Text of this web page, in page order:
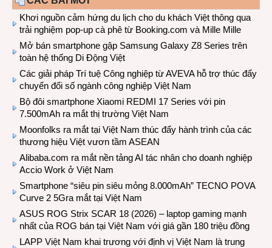
Khơi nguồn cảm hứng du lịch cho du khách Việt thông qua
trải nghiệm pop-up cà phê từ Booking.com và Mille Mille
Mở bán smartphone gập Samsung Galaxy Z8 Series trên
toàn hệ thống Di Động Việt
Các giải pháp Trí tuệ Công nghiệp từ AVEVA hỗ trợ thúc đẩy
chuyển đổi số ngành công nghiệp Việt Nam
Bộ đôi smartphone Xiaomi REDMI 17 Series với pin
7.500mAh ra mắt thị trường Việt Nam
Moonfolks ra mắt tại Việt Nam thúc đẩy hành trình của các
thương hiệu Việt vươn tầm ASEAN
Alibaba.com ra mắt nền tảng AI tác nhân cho doanh nghiệp
Accio Work ở Việt Nam
Smartphone “siêu pin siêu mỏng 8.000mAh” TECNO POVA
Curve 2 5Gra mắt tại Việt Nam
ASUS ROG Strix SCAR 18 (2026) – laptop gaming mạnh
nhất của ROG bán tại Việt Nam với giá gần 180 triệu đồng
LAPP Việt Nam khai trương với định vị Việt Nam là trung